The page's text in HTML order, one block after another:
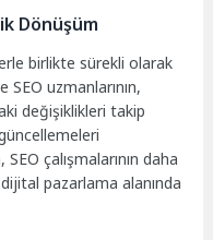
Dönüşüm
birlikte sürekli olarak
uzmanlarının,
değişiklikleri takip
çalışmalarının daha
pazarlama alanında